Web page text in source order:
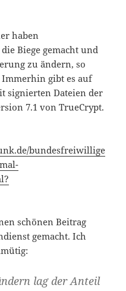
haben
Biege gemacht und
zu ändern, so
Immerhin gibt es auf
signierten Dateien der
7.1 von TrueCrypt.
bundesfreiwillige
schönen Beitrag
gemacht. Ich
lag der Anteil